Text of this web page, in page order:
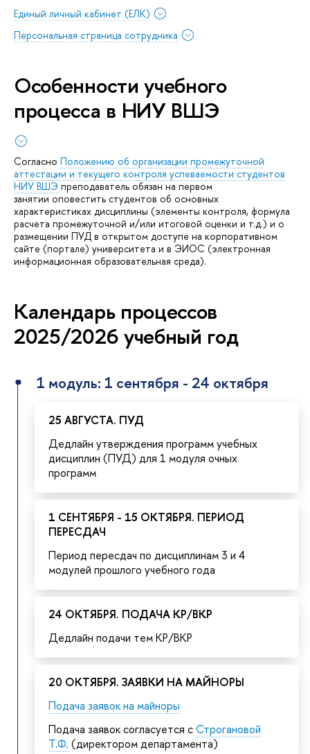
Единый личный кабинет (ЕЛК)
Персональная страница сотрудника
Особенности учебного
процесса в НИУ ВШЭ
Согласно Положению об организации промежуточной
аттестации и текущего контроля успеваемости студентов
НИУ ВШЭ преподаватель обязан на первом
занятии оповестить студентов об основных
характеристиках дисциплины (элементы контроля, формула
расчета промежуточной и/или итоговой оценки и т.д.) и о
размещении ПУД в открытом доступе на корпоративном
сайте (портале) университета и в ЭИОС (электронная
информационная образовательная среда).
Календарь процессов
2025/2026 учебный год
1 модуль: 1 сентября - 24 октября
25 АВГУСТА. ПУД
Дедлайн утверждения программ учебных
дисциплин (ПУД) для 1 модуля очных
программ
1 СЕНТЯБРЯ - 15 ОКТЯБРЯ. ПЕРИОД
ПЕРЕСДАЧ
Период пересдач по дисциплинам 3 и 4
модулей прошлого учебного года
24 ОКТЯБРЯ. ПОДАЧА КР/ВКР
Дедлайн подачи тем КР/ВКР
20 ОКТЯБРЯ. ЗАЯВКИ НА МАЙНОРЫ
Подача заявок на майноры
Подача заявок согласуется сСтрогановой
Т.Ф. (директором департамента)